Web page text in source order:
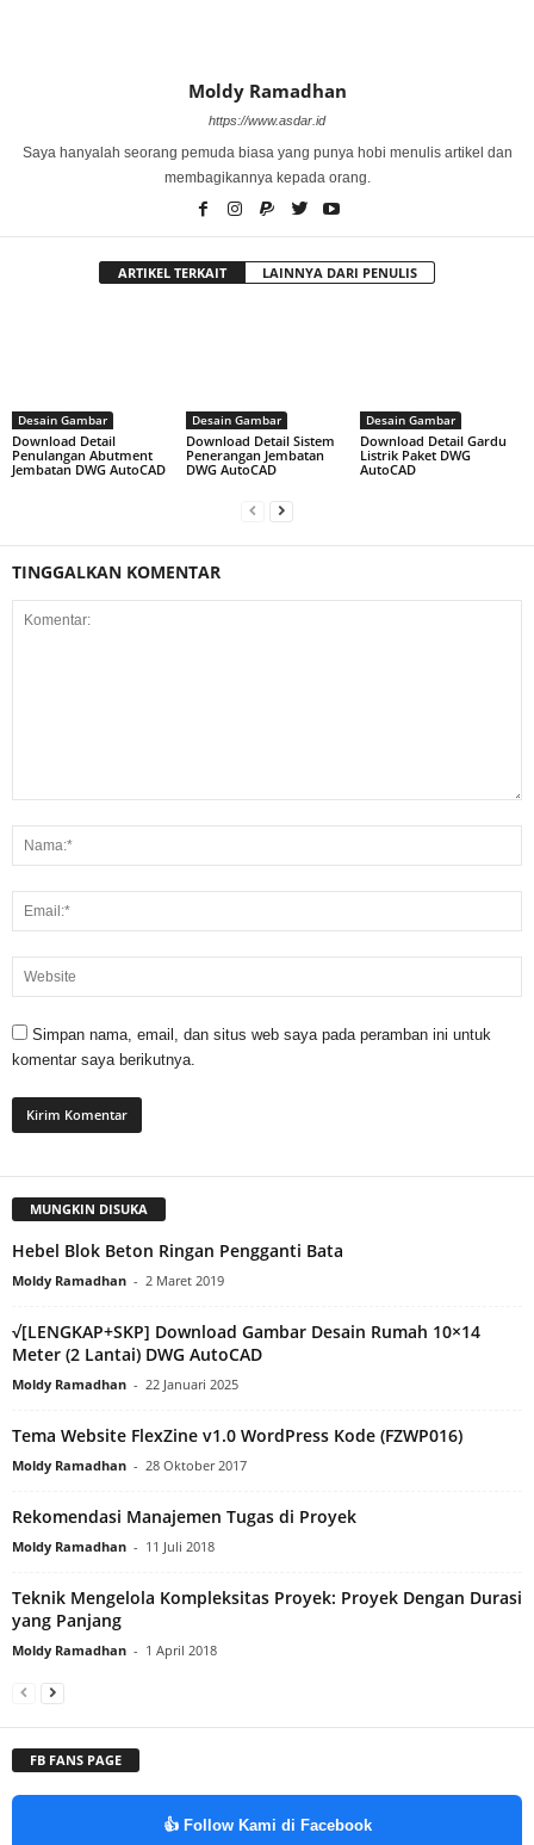
Moldy Ramadhan
https://www.asdar.id
Saya hanyalah seorang pemuda biasa yang punya hobi menulis artikel dan
membagikannya kepada orang.
ARTIKEL TERKAIT LAINNYA DARI PENULIS
Desain Gambar
Download Detail
Penulangan Abutment
Jembatan DWG AutoCAD
Desain Gambar
Download Detail Sistem
Penerangan Jembatan
DWG AutoCAD
Desain Gambar
Download Detail Gardu
Listrik Paket DWG
AutoCAD
TINGGALKAN KOMENTAR
Simpan nama, email, dan situs web saya pada peramban ini untuk
komentar saya berikutnya.
MUNGKIN DISUKA
Hebel Blok Beton Ringan Pengganti Bata
Moldy Ramadhan - 2 Maret 2019
√[LENGKAP+SKP] Download Gambar Desain Rumah 10×14
Meter (2 Lantai) DWG AutoCAD
Moldy Ramadhan - 22 Januari 2025
Tema Website FlexZine v1.0 WordPress Kode (FZWP016)
Moldy Ramadhan - 28 Oktober 2017
Rekomendasi Manajemen Tugas di Proyek
Moldy Ramadhan - 11 Juli 2018
Teknik Mengelola Kompleksitas Proyek: Proyek Dengan Durasi
yang Panjang
Moldy Ramadhan - 1 April 2018
FB FANS PAGE
👍 Follow Kami di Facebook